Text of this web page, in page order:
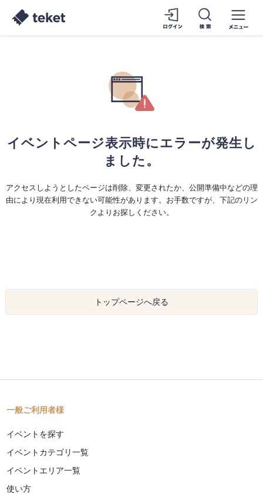
イベントページ表示時にエラーが発生し
ました。
アクセスしようとしたページは削除、変更されたか、公開準備中などの理
由により現在利用できない可能性があります。お手数ですが、下記のリン
クよりお探しください。
トップページへ戻る
一般ご利用者様
イベントを探す
イベントカテゴリ一覧
イベントエリア一覧
使い方